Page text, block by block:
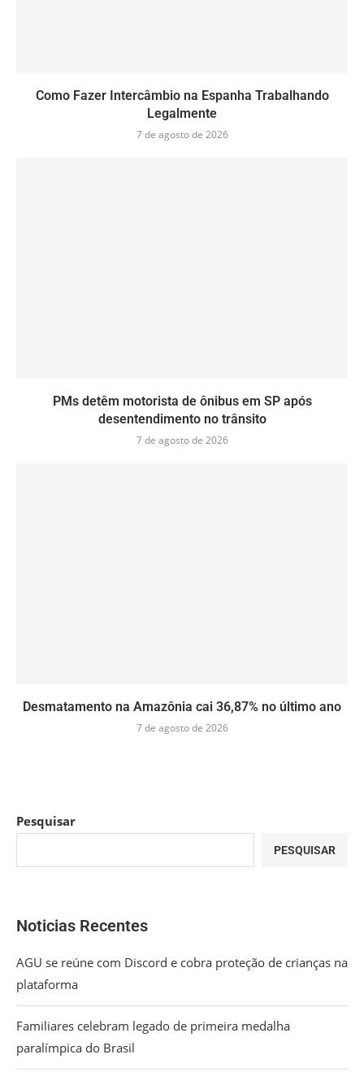
Como Fazer Intercâmbio na Espanha Trabalhando
Legalmente
7 de agosto de 2026
PMs detêm motorista de ônibus em SP após
desentendimento no trânsito
7 de agosto de 2026
Desmatamento na Amazônia cai 36,87% no último ano
7 de agosto de 2026
Pesquisar
PESQUISAR
Noticias Recentes
AGU se reúne com Discord e cobra proteção de crianças na
plataforma
Familiares celebram legado de primeira medalha
paralímpica do Brasil